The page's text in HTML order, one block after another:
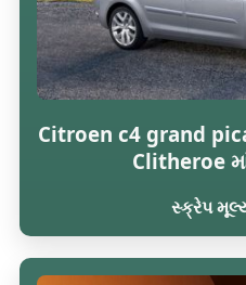
Citroen c4 grand
Clitheroe
સ્ક્રેપ